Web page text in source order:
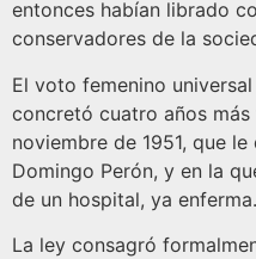
entonces habían librado
conservadores de la
El voto femenino
concretó cuatro años más
noviembre de 1951, que
Domingo Perón, y en la
de un hospital, ya enferma.
La ley consagró